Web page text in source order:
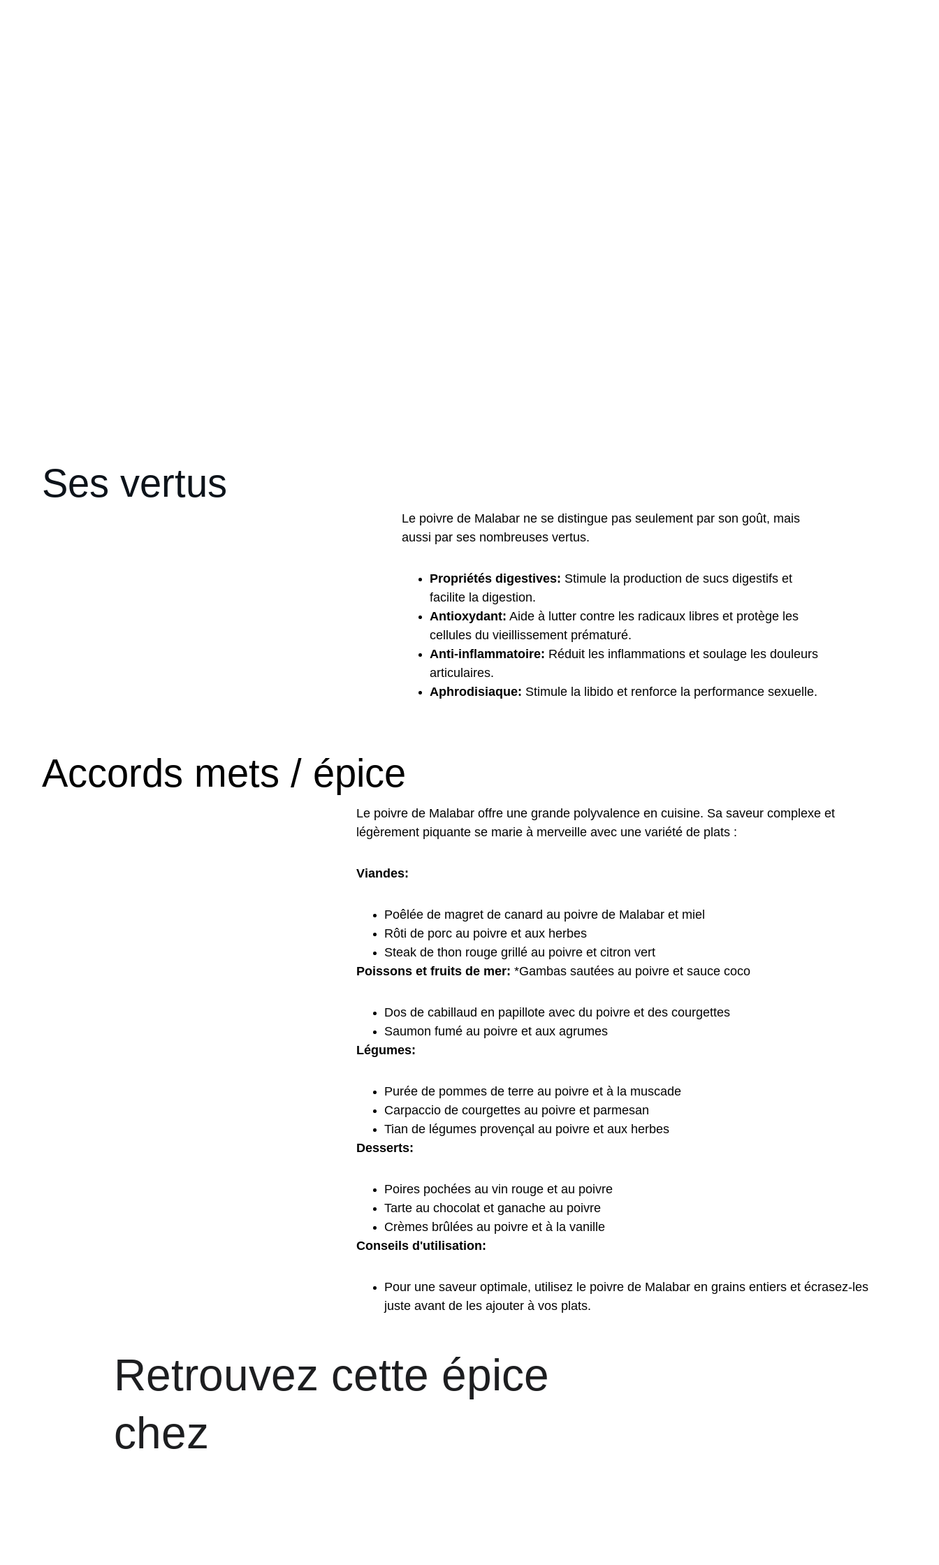
Ses vertus
Le poivre de Malabar ne se distingue pas seulement par son goût, mais
aussi par ses nombreuses vertus.
Propriétés digestives: Stimule la production de sucs digestifs et
facilite la digestion.
Antioxydant: Aide à lutter contre les radicaux libres et protège les
cellules du vieillissement prématuré.
Anti-inflammatoire: Réduit les inflammations et soulage les douleurs
articulaires.
Aphrodisiaque: Stimule la libido et renforce la performance sexuelle.
Accords mets / épice
Le poivre de Malabar offre une grande polyvalence en cuisine. Sa saveur complexe et
légèrement piquante se marie à merveille avec une variété de plats :
Viandes:
Poêlée de magret de canard au poivre de Malabar et miel
Rôti de porc au poivre et aux herbes
Steak de thon rouge grillé au poivre et citron vert
Poissons et fruits de mer: *Gambas sautées au poivre et sauce coco
Dos de cabillaud en papillote avec du poivre et des courgettes
Saumon fumé au poivre et aux agrumes
Légumes:
Purée de pommes de terre au poivre et à la muscade
Carpaccio de courgettes au poivre et parmesan
Tian de légumes provençal au poivre et aux herbes
Desserts:
Poires pochées au vin rouge et au poivre
Tarte au chocolat et ganache au poivre
Crèmes brûlées au poivre et à la vanille
Conseils d'utilisation:
Pour une saveur optimale, utilisez le poivre de Malabar en grains entiers et écrasez-les
juste avant de les ajouter à vos plats.
Retrouvez cette épice
chez